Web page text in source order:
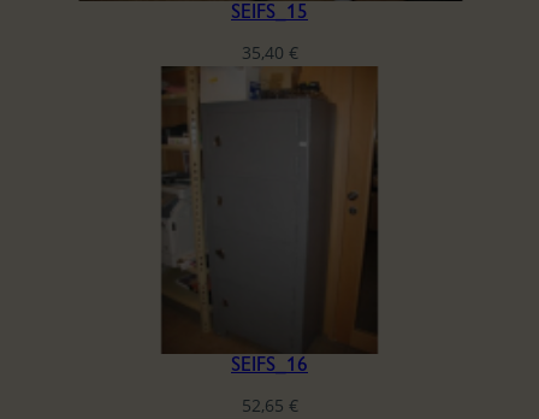
SEIFS_15
35,40 €
SEIFS_16
52,65 €